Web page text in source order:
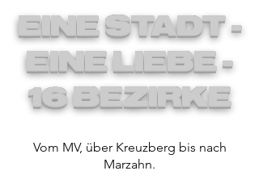
EINE STADT -
EINE LIEBE -
16 BEZIRKE
Vom MV, über Kreuzberg bis nach
Marzahn.